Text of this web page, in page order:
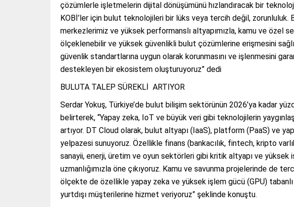
çözümlerle işletmelerin dijital dönüşümünü hızlandıracak bir
KOBİ’ler için bulut teknolojileri bir lüks veya tercih değil, zorunluluk.
merkezlerimiz ve yüksek performanslı altyapımızla, kamu ve özel
ölçeklenebilir ve yüksek güvenlikli bulut çözümlerine erişmesini
güvenlik standartlarına uygun olarak korunmasını ve işlenmesini
destekleyen bir ekosistem oluşturuyoruz” dedi
BULUTA TALEP SÜREKLİ ARTIYOR
Serdar Yokuş, Türkiye’de bulut bilişim sektörünün 2026’ya kadar
belirterek, “Yapay zeka, IoT ve büyük veri gibi teknolojilerin
artıyor. DT Cloud olarak, bulut altyapı (IaaS), platform (PaaS) ve
yelpazesi sunuyoruz. Özellikle finans (bankacılık, fintech, kripto
sanayii, enerji, üretim ve oyun sektörleri gibi kritik altyapı ve yüksek
uzmanlığımızla öne çıkıyoruz. Kamu ve savunma projelerinde de
ölçekte de özellikle yapay zeka ve yüksek işlem gücü (GPU) tabanlı
yurtdışı müşterilerine hizmet veriyoruz” şeklinde konuştu.